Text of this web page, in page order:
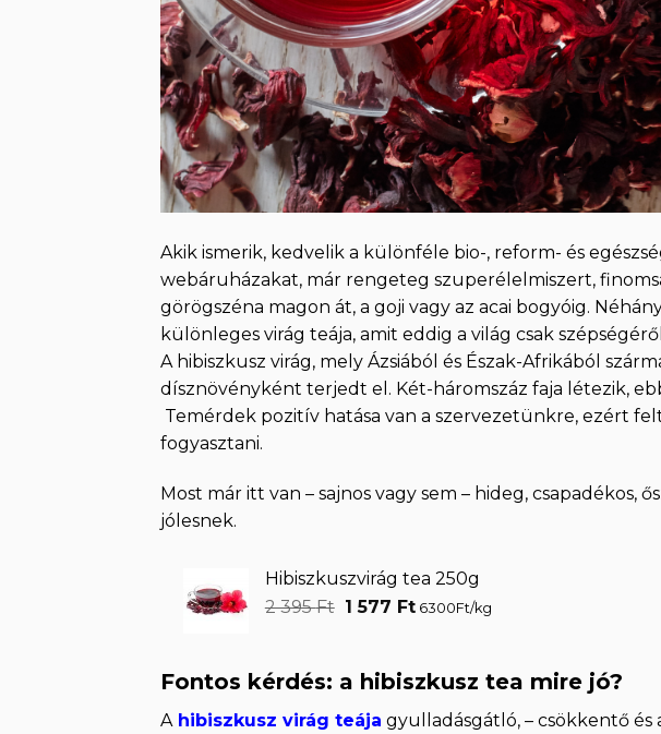
Akik ismerik, kedvelik a különféle bio-, reform- és
webáruházakat, már rengeteg szuperélelmiszert,
görögszéna magon át, a goji vagy az acai bogyóig.
különleges virág teája, amit eddig a világ csak
A hibiszkusz virág, mely Ázsiából és Észak-Afrikából
dísznövényként terjedt el. Két-háromszáz faja létezik,
Temérdek pozitív hatása van a szervezetünkre, ezért
fogyasztani.
Most már itt van – sajnos vagy sem – hideg, csapadékos,
jólesnek.
Hibiszkuszvirág tea 250g
2 395Ft Original
2
1 577 FtCurrent
1
6300Ft/kg
Fontos kérdés: a hibiszkusz tea mire jó?
A hibiszkusz virág teája gyulladásgátló, – csökkentő